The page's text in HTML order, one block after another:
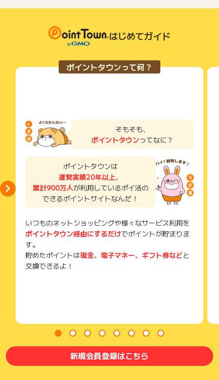
い物を複数回ご利用された場合
て一度でも同サービス・お買い物を利用されたことがある場合
ご利用前には、Cookieの削除をおこなっていただくことを推奨
サービス・お買い物利用時にお電話など2つ以上の申し込み方
法がある場合、必ずサイト上のWEBフォームからお申し込みく
了などのメールは、ポイント獲得するまで必ず保管してくださ
獲得待ち・獲得失敗の状態でお問い合わせされる際に、該当の
メールを送っていただく場合がございます。
そのため、紛失・破棄された場合は対応いたしかねますので、
ご注意ください。
(※) SafariやChromeなどwebサイトを表示するアプリのこと
条件を達成しているかどうかは各広告主ではなく、代理店が行
っているため、広告主はポイントに関する詳細を把握しており
そのため、ポイントタウンのポイントに関するお問い合わせを
広告主様に直接行わないようお願いいたします。
・自分に合った成長するレッスンを受けたい
◆サービスの特徴◆
・独自のシステムを使って数値化し、誰にでもわかりやすく分
析・解説
フトレーニングが可能
はじめてガイド
ポイントタウンって何？
そもそも、
ポイントタウンってなに？
ポイントタウンは
運営実績20年以上、
累計900万人が利用しているポイ活の
できるポイントサイトなんだ！
いつものネットショッピングや様々なサービス利用を
ポイントタウン経由にするだけでポイントが貯まりま
す。
貯めたポイントは現金、電子マネー、ギフト券などと
交換できるよ！
新規会員登録はこちら